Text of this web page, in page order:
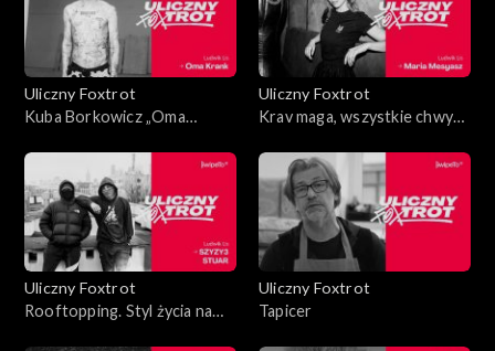
Uliczny Foxtrot
Kuba Borkowicz „Oma
pamiętnik
Uliczny Foxtrot
Krav maga, wszystkie chwyty
Uliczny Foxtrot
Rooftopping. Styl życia na
Uliczny Foxtrot
Tapicer